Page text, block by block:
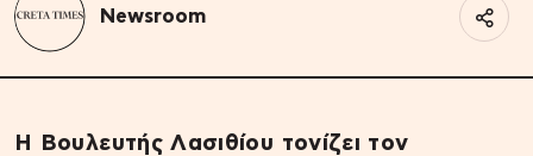
Newsroom
Η Βουλευτής Λασιθίου τονίζει τον